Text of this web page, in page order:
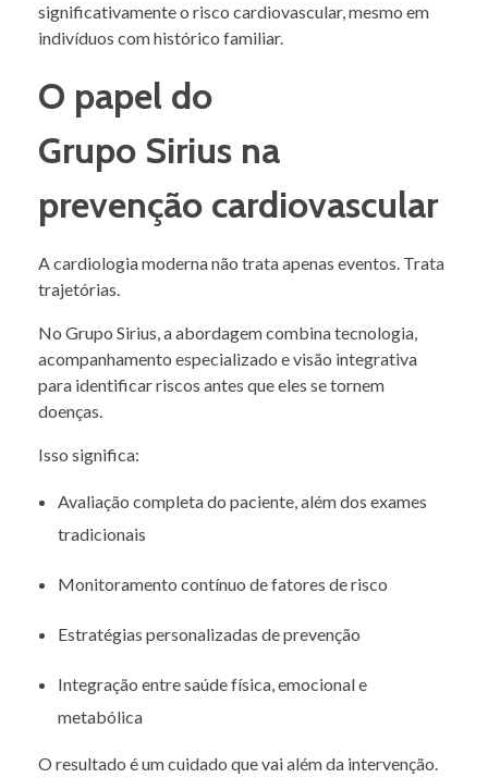
significativamente o risco cardiovascular, mesmo em
indivíduos com histórico familiar.
O papel do
Grupo Sirius na
prevenção cardiovascular
A cardiologia moderna não trata apenas eventos. Trata
trajetórias.
No Grupo Sirius, a abordagem combina tecnologia,
acompanhamento especializado e visão integrativa
para identificar riscos antes que eles se tornem
doenças.
Isso significa:
Avaliação completa do paciente, além dos exames
tradicionais
Monitoramento contínuo de fatores de risco
Estratégias personalizadas de prevenção
Integração entre saúde física, emocional e
metabólica
O resultado é um cuidado que vai além da intervenção.